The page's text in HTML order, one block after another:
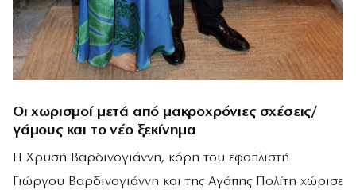
Οι χωρισμοί μετά από μακροχρόνιες σχέσεις/
γάμους και το νέο ξεκίνημα
Η Χρυσή Βαρδινογιάννη, κόρη του εφοπλιστή
Γιώργου Βαρδινογιάννη και της Αγάπης Πολίτη χώρισε